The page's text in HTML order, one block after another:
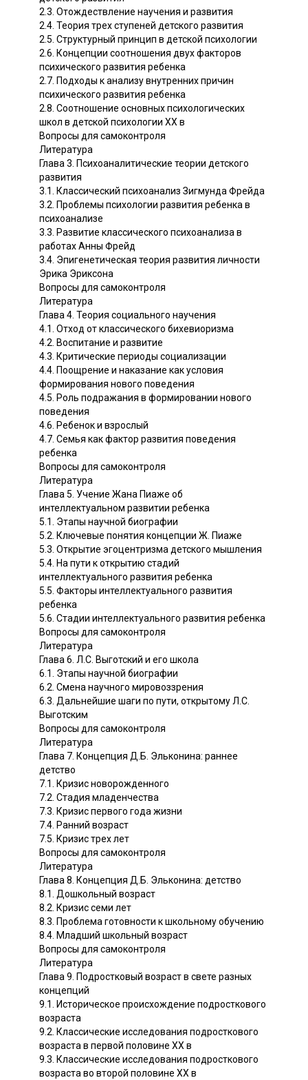
2.3. Отождествление научения и развития
2.4. Теория трех ступеней детского развития
2.5. Структурный принцип в детской психологии
2.6. Концепции соотношения двух факторов
психического развития ребенка
2.7. Подходы к анализу внутренних причин
психического развития ребенка
2.8. Соотношение основных психологических
школ в детской психологии XX в
Вопросы для самоконтроля
Литература
Глава 3. Психоаналитические теории детского
развития
3.1. Классический психоанализ Зигмунда Фрейда
3.2. Проблемы психологии развития ребенка в
психоанализе
3.3. Развитие классического психоанализа в
работах Анны Фрейд
3.4. Эпигенетическая теория развития личности
Эрика Эриксона
Вопросы для самоконтроля
Литература
Глава 4. Теория социального научения
4.1. Отход от классического бихевиоризма
4.2. Воспитание и развитие
4.3. Критические периоды социализации
4.4. Поощрение и наказание как условия
формирования нового поведения
4.5. Роль подражания в формировании нового
поведения
4.6. Ребенок и взрослый
4.7. Семья как фактор развития поведения
ребенка
Вопросы для самоконтроля
Литература
Глава 5. Учение Жана Пиаже об
интеллектуальном развитии ребенка
5.1. Этапы научной биографии
5.2. Ключевые понятия концепции Ж. Пиаже
5.3. Открытие эгоцентризма детского мышления
5.4. На пути к открытию стадий
интеллектуального развития ребенка
5.5. Факторы интеллектуального развития
ребенка
5.6. Стадии интеллектуального развития ребенка
Вопросы для самоконтроля
Литература
Глава 6. Л.С. Выготский и его школа
6.1. Этапы научной биографии
6.2. Смена научного мировоззрения
6.3. Дальнейшие шаги по пути, открытому Л.С.
Выготским
Вопросы для самоконтроля
Литература
Глава 7. Концепция Д.Б. Эльконина: раннее
детство
7.1. Кризис новорожденного
7.2. Стадия младенчества
7.3. Кризис первого года жизни
7.4. Ранний возраст
7.5. Кризис трех лет
Вопросы для самоконтроля
Литература
Глава 8. Концепция Д.Б. Эльконина: детство
8.1. Дошкольный возраст
8.2. Кризис семи лет
8.3. Проблема готовности к школьному обучению
8.4. Младший школьный возраст
Вопросы для самоконтроля
Литература
Глава 9. Подростковый возраст в свете разных
концепций
9.1. Историческое происхождение подросткового
возраста
9.2. Классические исследования подросткового
возраста в первой половине XX в
9.3. Классические исследования подросткового
возраста во второй половине XX в